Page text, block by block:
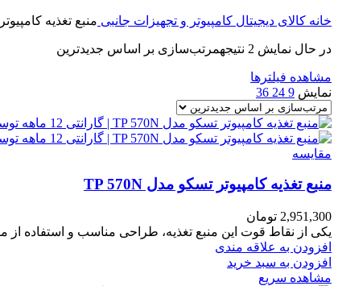
خانه کالای دیجیتال کامپیوتر و تجهیزات جانبی منبع تغذیه کامپیوتر
در حال نمایش 2 نتیجه مرتب‌سازی بر اساس جدیدترین
مشاهده فیلترها
نمایش 9
24
36
مقایسه
منبع تغذیه کامپیوتر تسکو مدل TP 570N
2,951,300 تومان
یکی از نقاط قوت این منبع تغذیه، طراحی مناسب و استفاده از
افزودن به علاقه مندی
افزودن به سبد خرید
مشاهده سریع